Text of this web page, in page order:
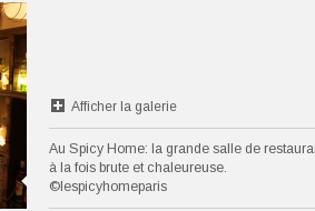
Afficher la galerie
Au Spicy Home: la grande salle de
à la fois brute et chaleureuse.
©lespicyhomeparis